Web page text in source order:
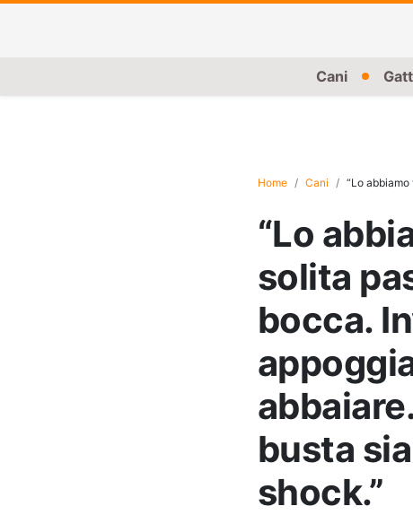
Cani
Home Cani “Lo abbiamo visto
“Lo
solita
bocca.
busta
shock.”